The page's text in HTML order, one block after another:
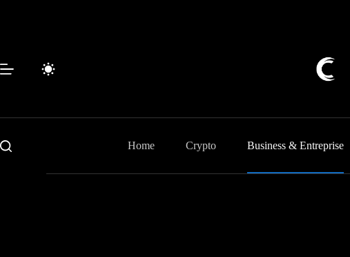
Home Crypto Business & Entreprise